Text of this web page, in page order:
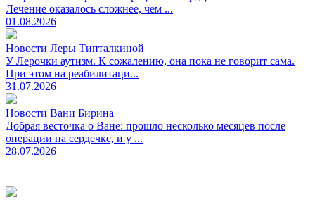
Лечение оказалось сложнее, чем ...
01.08.2026
Новости Леры Типталкиной
У Лерочки аутизм. К сожалению, она пока не говорит сама.
При этом на реабилитаци...
31.07.2026
Новости Вани Бирина
Добрая весточка о Ване: прошло несколько месяцев после
операции на сердечке, и у ...
28.07.2026